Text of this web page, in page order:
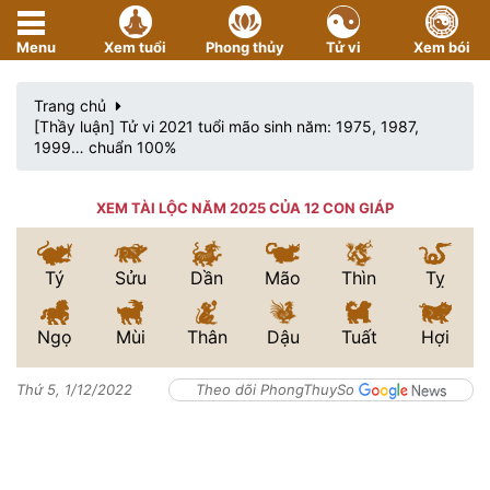
Menu Xem tuổi Phong thủy Tử vi Xem bói
Trang chủ
[Thầy luận] Tử vi 2021 tuổi mão sinh năm: 1975, 1987,
1999… chuẩn 100%
XEM TÀI LỘC NĂM 2025 CỦA 12 CON GIÁP
Tý Sửu Dần Mão Thìn Tỵ
Ngọ Mùi Thân Dậu Tuất Hợi
Thứ 5, 1/12/2022 Theo dõi PhongThuySo